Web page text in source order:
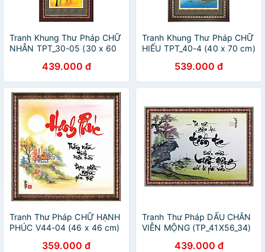
Tranh Khung Thư Pháp CHỮ
NHẪN TPT_30-05 (30 x 60
439.000 đ
Tranh Khung Thư Pháp CHỮ
HIẾU TPT_40-4 (40 x 70 cm)
539.000 đ
Tranh Thư Pháp CHỮ HẠNH
PHÚC V44-04 (46 x 46 cm)
359.000 đ
Tranh Thư Pháp DẤU CHÂN
VIỄN MỘNG (TP_41X56_34)
439.000 đ